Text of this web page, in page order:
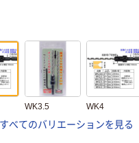
WK3.5 WK4
すべてのバリエーションを見る